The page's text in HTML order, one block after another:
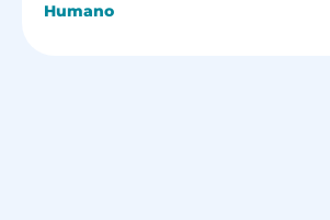
Humano